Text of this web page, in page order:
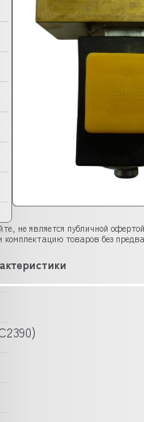
не является публичной
товаров без